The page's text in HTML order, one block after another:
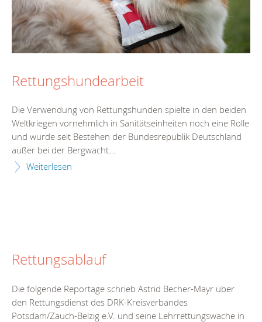
Rettungshundearbeit
Die Verwendung von Rettungshunden spielte in den beiden
Weltkriegen vornehmlich in Sanitätseinheiten noch eine Rolle
und wurde seit Bestehen der Bundesrepublik Deutschland
außer bei der Bergwacht...
Weiterlesen
Rettungsablauf
Die folgende Reportage schrieb Astrid Becher-Mayr über
den Rettungsdienst des DRK-Kreisverbandes
Potsdam/Zauch-Belzig e.V. und seine Lehrrettungswache in